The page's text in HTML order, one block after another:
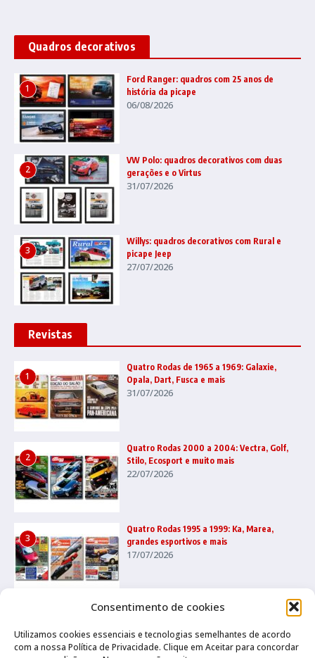
Consentimento de cookies
Utilizamos cookies essenciais e tecnologias semelhantes de acordo
com a nossa Política de Privacidade. Clique em Aceitar para concordar
Quadros decorativos
1
Ford Ranger: quadros com 25 anos de
história da picape
06/08/2026
2
VW Polo: quadros decorativos com duas
gerações e o Virtus
31/07/2026
3
Willys: quadros decorativos com Rural e
picape Jeep
27/07/2026
Revistas
1
Quatro Rodas de 1965 a 1969: Galaxie,
Opala, Dart, Fusca e mais
31/07/2026
2
Quatro Rodas 2000 a 2004: Vectra, Golf,
Stilo, Ecosport e muito mais
22/07/2026
3
Quatro Rodas 1995 a 1999: Ka, Marea,
grandes esportivos e mais
17/07/2026